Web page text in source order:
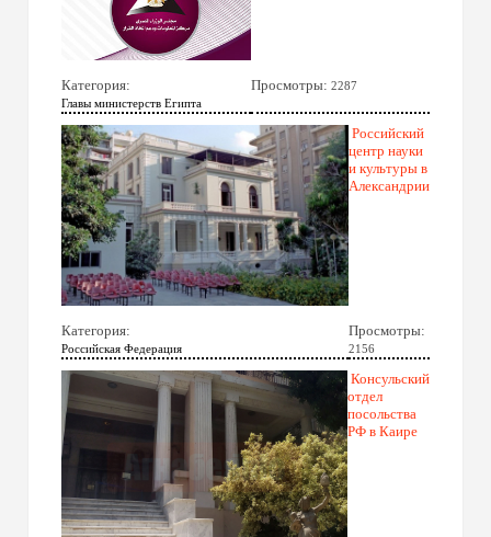
Категория:
Главы министерств Египта
Просмотры: 2287
Российский
центр науки
и культуры в
Александрии
Категория:
Российская Федерация
Просмотры:
2156
Консульский
отдел
посольства
РФ в Каире